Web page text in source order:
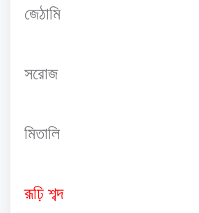
জেঠামি
সরোজ
মিতালি
রূঢ়ি শব্দ